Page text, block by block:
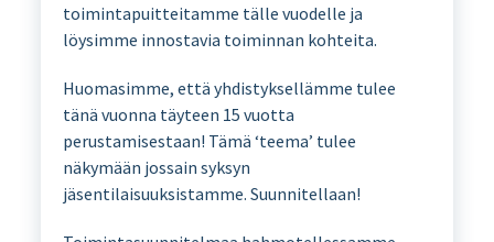
toimintapuitteitamme tälle vuodelle ja
löysimme innostavia toiminnan kohteita.
Huomasimme, että yhdistyksellämme tulee
tänä vuonna täyteen 15 vuotta
perustamisestaan! Tämä ‘teema’ tulee
näkymään jossain syksyn
jäsentilaisuuksistamme. Suunnitellaan!